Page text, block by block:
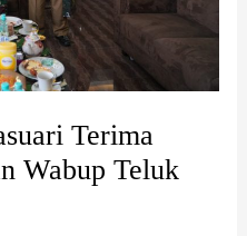
Terima
Wabup Teluk